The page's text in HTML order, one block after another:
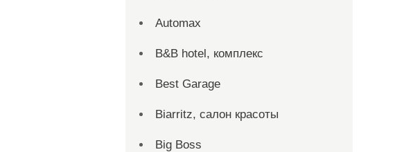
Automax
B&B hotel, комплекс
Best Garage
Biarritz, салон красоты
Big Boss